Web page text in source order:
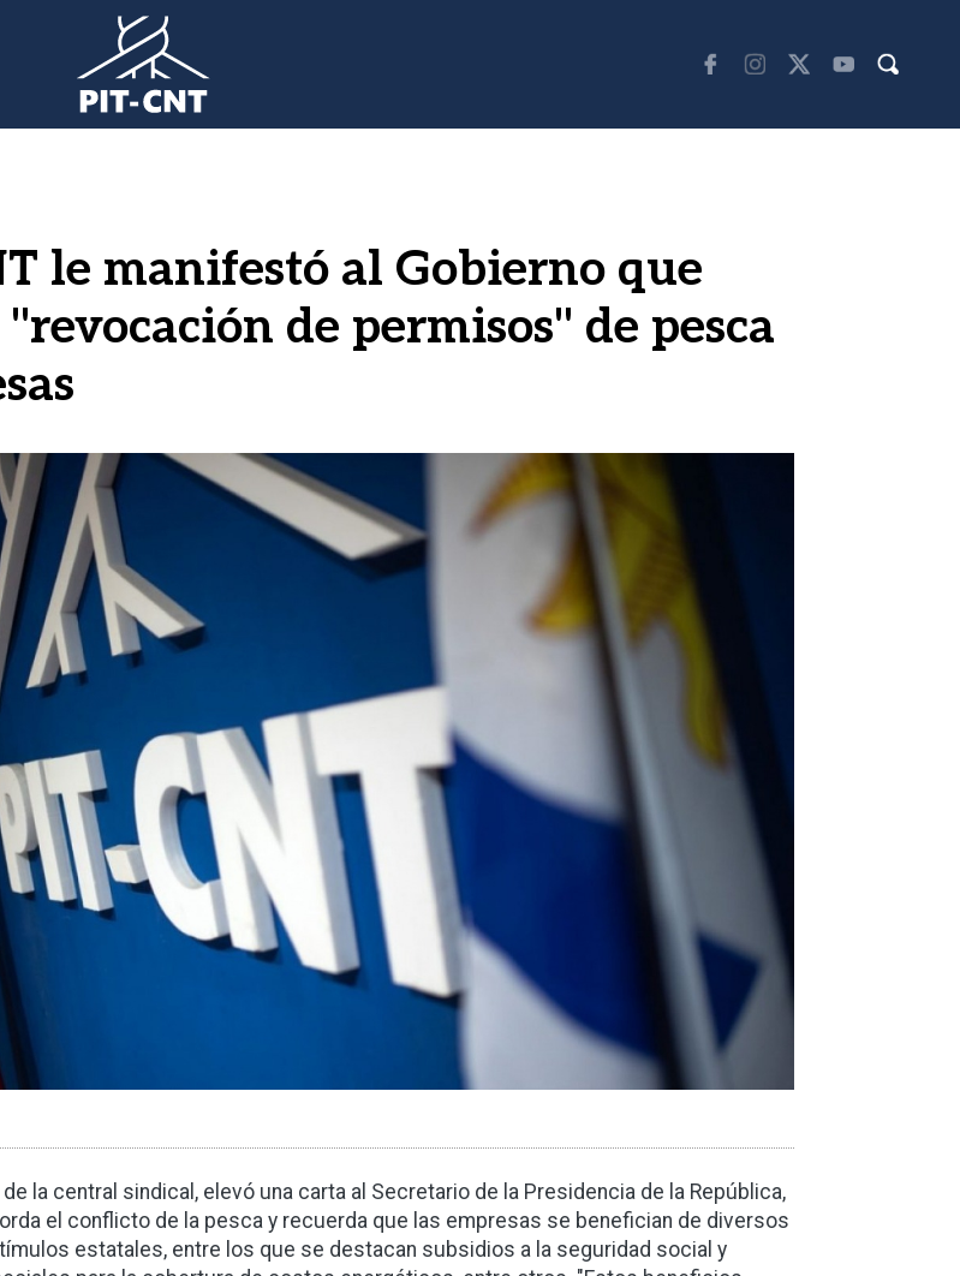
le manifestó al Gobierno que
de permisos" de pesca
de la central sindical, elevó una carta al Secretario de la Presidencia de la República,
el conflicto de la pesca y recuerda que las empresas se benefician de diversos
estatales, entre los que se destacan subsidios a la seguridad social y